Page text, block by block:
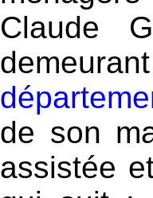
Claude
de son
assistée